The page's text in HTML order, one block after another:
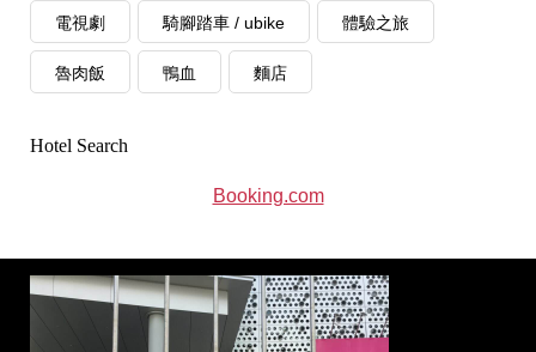
電視劇 騎腳踏車 / ubike 體驗之旅
魯肉飯 鴨血 麵店
Hotel Search
Booking.com